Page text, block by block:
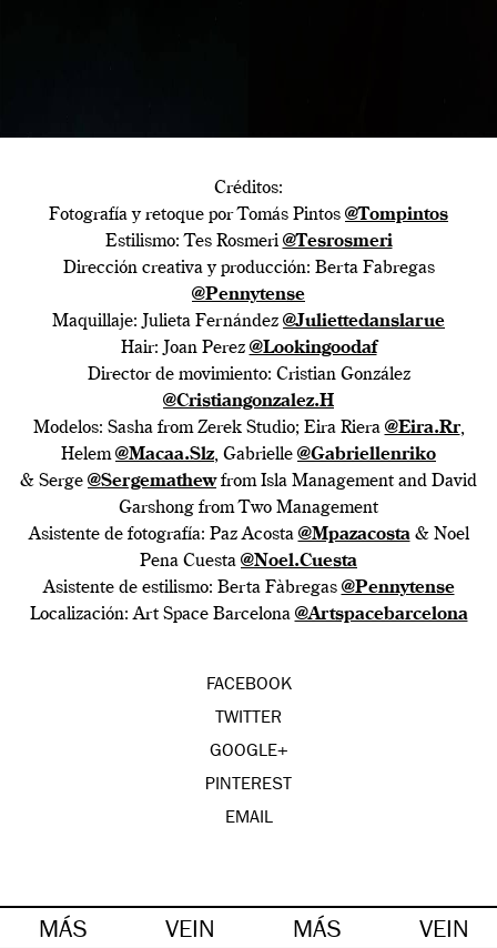
Créditos:
Fotografía y retoque por Tomás Pintos @Tompintos
Estilismo: Tes Rosmeri @Tesrosmeri
Dirección creativa y producción: Berta Fabregas
@Pennytense
Maquillaje: Julieta Fernández @Juliettedanslarue
Hair: Joan Perez @Lookingoodaf
Director de movimiento: Cristian González
@Cristiangonzalez.H
Modelos: Sasha from Zerek Studio; Eira Riera @Eira.Rr,
Helem@Macaa.Slz, Gabrielle @Gabriellenriko
& Serge @Sergemathewfrom Isla Management and David
Garshong from Two Management
Asistente de fotografía: Paz Acosta @Mpazacosta& Noel
Pena Cuesta @Noel.Cuesta
Asistente de estilismo: Berta Fàbregas @Pennytense
Localización: Art Space Barcelona @Artspacebarcelona
FACEBOOK
TWITTER
GOOGLE+
PINTEREST
EMAIL
MÁS VEIN MÁS VEIN